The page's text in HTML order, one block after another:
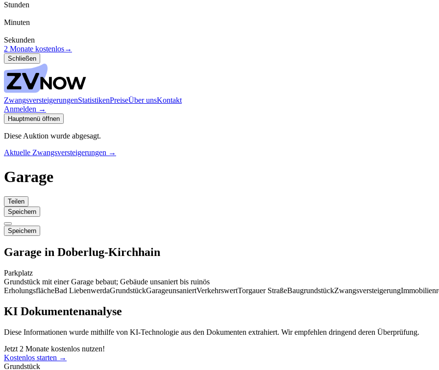
Stunden
Minuten
Sekunden
2 Monate kostenlos→
Schließen
ZwangsversteigerungenStatistikenPreiseÜber unsKontakt
Anmelden →
Hauptmenü öffnen
Diese Auktion wurde abgesagt.
Aktuelle Zwangsversteigerungen →
Garage
Teilen
Speichern
Speichern
Garage in Doberlug-Kirchhain
Parkplatz
Grundstück mit einer Garage bebaut; Gebäude unsaniert bis ruinös
ErholungsflächeBad LiebenwerdaGrundstückGarageunsaniertVerkehrswertTorgauer StraßeBaugrundstückZwangsversteigerung
KI Dokumentenanalyse
Diese Informationen wurde mithilfe von KI-Technologie aus den Dokumenten extrahiert. Wir empfehlen dringend deren Überprüfung.
Jetzt 2 Monate kostenlos nutzen!
Kostenlos starten →
Grundstück